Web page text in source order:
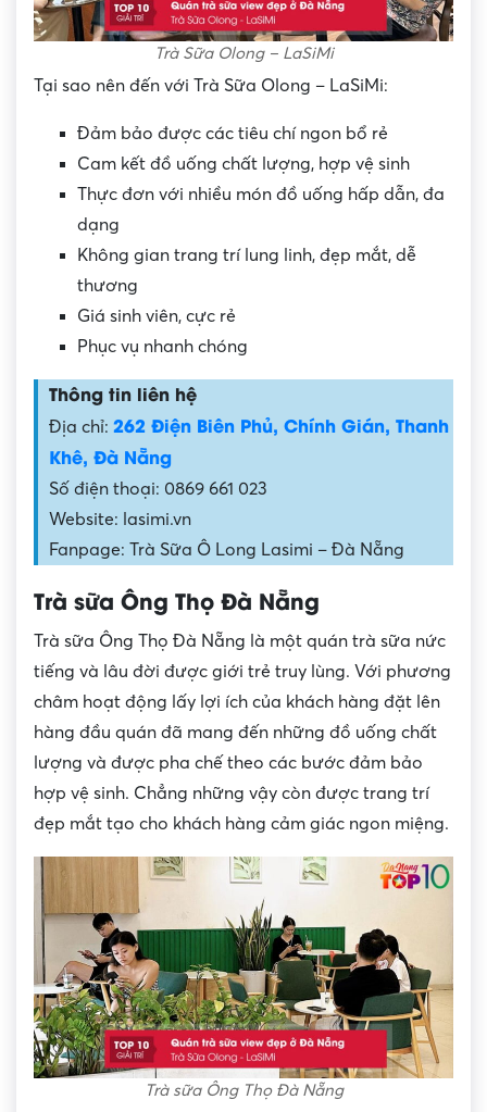
Trà Sữa Olong – LaSiMi
Tại sao nên đến với Trà Sữa Olong – LaSiMi:
Đảm bảo được các tiêu chí ngon bổ rẻ
Cam kết đồ uống chất lượng, hợp vệ sinh
Thực đơn với nhiều món đồ uống hấp dẫn, đa
dạng
Không gian trang trí lung linh, đẹp mắt, dễ
thương
Giá sinh viên, cực rẻ
Phục vụ nhanh chóng
Thông tin liên hệ
Địa chỉ: 262 Điện Biên Phủ, Chính Gián, Thanh
Khê, Đà Nẵng
Số điện thoại: 0869 661 023
Website: lasimi.vn
Fanpage: Trà Sữa Ô Long Lasimi – Đà Nẵng
Trà sữa Ông Thọ Đà Nẵng
Trà sữa Ông Thọ Đà Nẵng là một quán trà sữa nức
tiếng và lâu đời được giới trẻ truy lùng. Với phương
châm hoạt động lấy lợi ích của khách hàng đặt lên
hàng đầu quán đã mang đến những đồ uống chất
lượng và được pha chế theo các bước đảm bảo
hợp vệ sinh. Chẳng những vậy còn được trang trí
đẹp mắt tạo cho khách hàng cảm giác ngon miệng.
Trà sữa Ông Thọ Đà Nẵng